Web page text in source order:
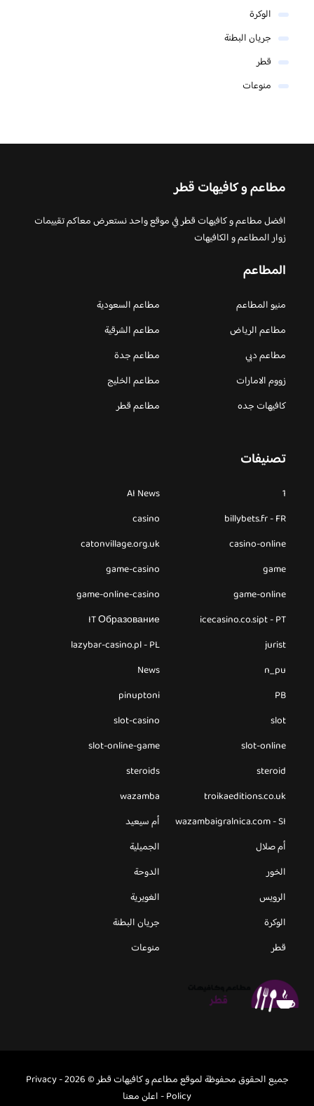
الوكرة
جريان البطنة
قطر
منوعات
مطاعم و كافيهات قطر
افضل مطاعم و كافيهات قطر في موقع واحد نستعرض معاكم تقييمات
زوار المطاعم و الكافيهات
المطاعم
منيو المطاعم
مطاعم السعودية
مطاعم الرياض
مطاعم الشرقية
مطاعم دبي
مطاعم جدة
زووم الامارات
مطاعم الخليج
كافيهات جده
مطاعم قطر
تصنيفات
1
AI News
billybets.fr - FR
casino
casino-online
catonvillage.org.uk
game
game-casino
game-online
game-online-casino
icecasino.co.sipt - PT
IT Образование
jurist
lazybar-casino.pl - PL
n_pu
News
PB
pinuptoni
slot
slot-casino
slot-online
slot-online-game
steroid
steroids
troikaeditions.co.uk
wazamba
wazambaigralnica.com - SI
أم سيعيد
أم صلال
الجميلية
الخور
الدوحة
الرويس
الغويرية
الوكرة
جريان البطنة
قطر
منوعات
جميع الحقوق محفوظة لموقع مطاعم و كافيهات قطر © 2026 -
Privacy
Policy
-اعلن معنا